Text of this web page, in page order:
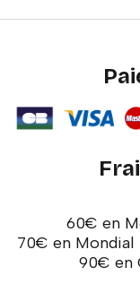
60€ en
70€ en Mondial
90€ en